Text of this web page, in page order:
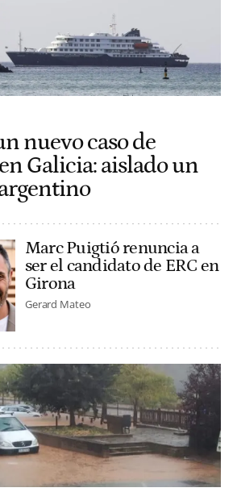
nuevo caso de
Galicia: aislado un
Marc Puigtió renuncia a
ser el candidato de ERC en
Girona
Gerard Mateo